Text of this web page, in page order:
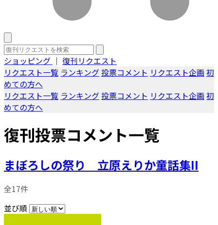
ショッピング ｜ 復刊リクエスト
リクエスト一覧 ランキング投票コメント リクエスト企画 初
めての方へ
リクエスト一覧 ランキング投票コメント リクエスト企画 初
めての方へ
復刊投票コメント一覧
まぼろしの祭り 立原えりか童話集II
全17件
並び順